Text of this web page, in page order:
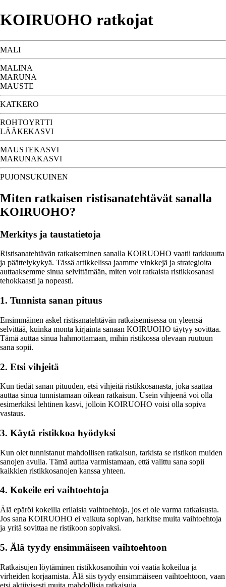
KOIRUOHO ratkojat
MALI
MALINA
MARUNA
MAUSTE
KATKERO
ROHTOYRTTI
LÄÄKEKASVI
MAUSTEKASVI
MARUNAKASVI
PUJONSUKUINEN
Miten ratkaisen ristisanatehtävät sanalla
KOIRUOHO?
Merkitys ja taustatietoja
Ristisanatehtävän ratkaiseminen sanalla KOIRUOHO vaatii tarkkuutta
ja päättelykykyä. Tässä artikkelissa jaamme vinkkejä ja strategioita
auttaaksemme sinua selvittämään, miten voit ratkaista ristikkosanasi
tehokkaasti ja nopeasti.
1. Tunnista sanan pituus
Ensimmäinen askel ristisanatehtävän ratkaisemisessa on yleensä
selvittää, kuinka monta kirjainta sanaan KOIRUOHO täytyy sovittaa.
Tämä auttaa sinua hahmottamaan, mihin ristikossa olevaan ruutuun
sana sopii.
2. Etsi vihjeitä
Kun tiedät sanan pituuden, etsi vihjeitä ristikkosanasta, joka saattaa
auttaa sinua tunnistamaan oikean ratkaisun. Usein vihjeenä voi olla
esimerkiksi lehtinen kasvi, jolloin KOIRUOHO voisi olla sopiva
vastaus.
3. Käytä ristikkoa hyödyksi
Kun olet tunnistanut mahdollisen ratkaisun, tarkista se ristikon muiden
sanojen avulla. Tämä auttaa varmistamaan, että valittu sana sopii
kaikkien ristikkosanojen kanssa yhteen.
4. Kokeile eri vaihtoehtoja
Älä epäröi kokeilla erilaisia vaihtoehtoja, jos et ole varma ratkaisusta.
Jos sana KOIRUOHO ei vaikuta sopivan, harkitse muita vaihtoehtoja
ja yritä sovittaa ne ristikoon sopivaksi.
5. Älä tyydy ensimmäiseen vaihtoehtoon
Ratkaisujen löytäminen ristikkosanoihin voi vaatia kokeilua ja
virheiden korjaamista. Älä siis tyydy ensimmäiseen vaihtoehtoon, vaan
etsi aktiivisesti muita mahdollisia ratkaisuja.